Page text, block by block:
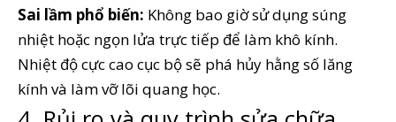
Sai lầm phổ biến: Không bao giờ sử dụng súng
nhiệt hoặc ngọn lửa trực tiếp để làm khô kính.
Nhiệt độ cực cao cục bộ sẽ phá hủy hằng số lăng
kính và làm vỡ lõi quang học.